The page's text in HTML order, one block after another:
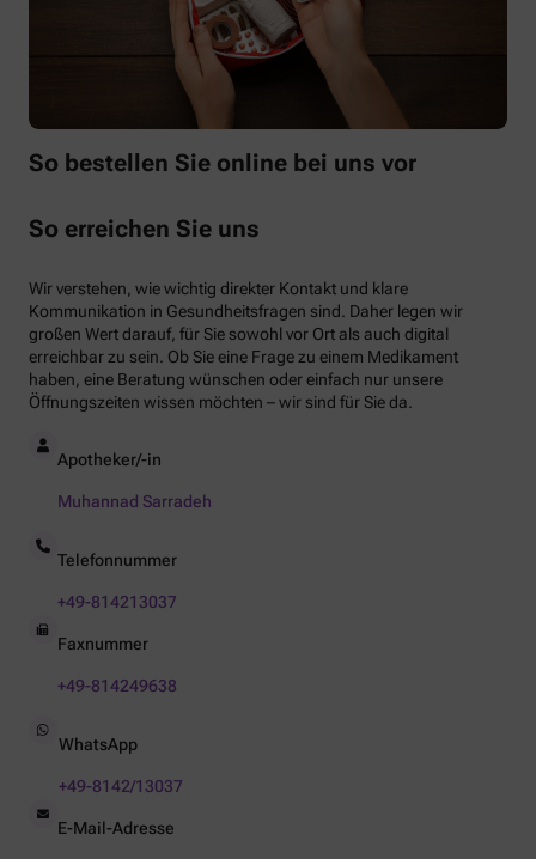
So bestellen Sie online bei uns vor
So erreichen Sie uns
Wir verstehen, wie wichtig direkter Kontakt und klare
Kommunikation in Gesundheitsfragen sind. Daher legen wir
großen Wert darauf, für Sie sowohl vor Ort als auch digital
erreichbar zu sein. Ob Sie eine Frage zu einem Medikament
haben, eine Beratung wünschen oder einfach nur unsere
Öffnungszeiten wissen möchten – wir sind für Sie da.
Apotheker/-in
Muhannad Sarradeh
Telefonnummer
+49-814213037
Faxnummer
+49-814249638
WhatsApp
+49-8142/13037
E-Mail-Adresse